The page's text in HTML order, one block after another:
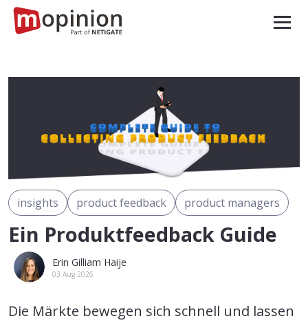
insights product feedback product managers
Ein Produktfeedback Guide
Erin Gilliam Haije
03 Aug 2026
Die Märkte bewegen sich schnell und lassen